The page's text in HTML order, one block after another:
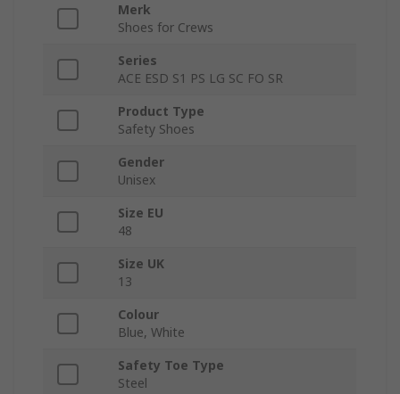
Merk
Shoes for Crews
Series
ACE ESD S1 PS LG SC FO SR
Product Type
Safety Shoes
Gender
Unisex
Size EU
48
Size UK
13
Colour
Blue, White
Safety Toe Type
Steel